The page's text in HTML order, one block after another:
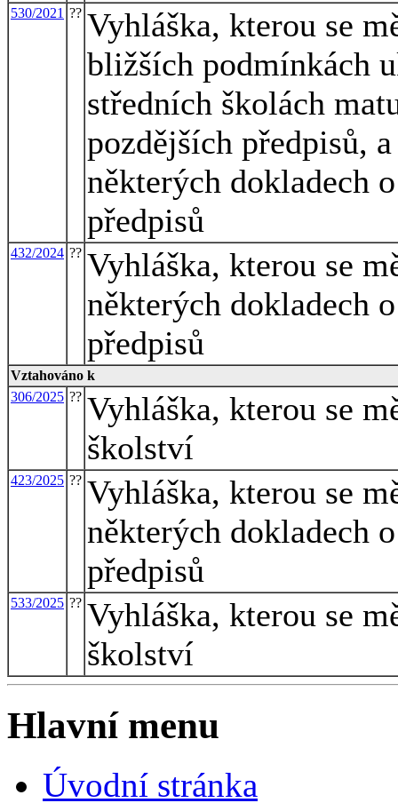
530/2021 ?? Vyhláška, kterou se
bližších podmínkách
středních školách
pozdějších předpisů,
některých dokladech
předpisů
432/2024 ?? Vyhláška, kterou se
některých dokladech
předpisů
Vztahováno k
306/2025 ?? Vyhláška, kterou se
školství
423/2025 ?? Vyhláška, kterou se
některých dokladech
předpisů
533/2025 ?? Vyhláška, kterou se
školství
Hlavní menu
Úvodní stránka